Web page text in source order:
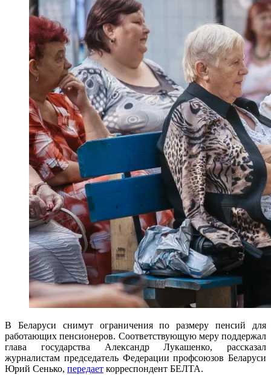
В Беларуси снимут ограничения по размеру пенсий для
работающих пенсионеров. Соответствующую меру поддержал
глава государства Александр Лукашенко, рассказал
журналистам председатель Федерации профсоюзов Беларуси
Юрий Сенько, передает корреспондент БЕЛТА.